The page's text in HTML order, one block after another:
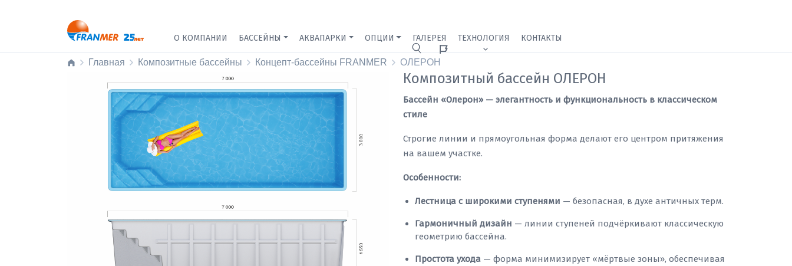
О КОМПАНИИ БАССЕЙНЫ АКВАПАРКИ ОПЦИИ ГАЛЕРЕЯ ТЕХНОЛОГИЯ КОНТАКТЫ
Главная Композитные бассейны Концепт-бассейны FRANMER ОЛЕРОН
Композитный бассейн ОЛЕРОН
Бассейн «Олерон» — элегантность и функциональность в классическом
стиле
Строгие линии и прямоугольная форма делают его центром притяжения
на вашем участке.
Особенности:
Лестница с широкими ступенями — безопасная, в духе античных терм.
Гармоничный дизайн — линии ступеней подчёркивают классическую
геометрию бассейна.
Простота ухода — форма минимизирует «мёртвые зоны», обеспечивая